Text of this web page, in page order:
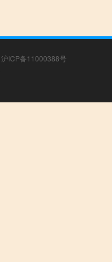
沪ICP备11000388号